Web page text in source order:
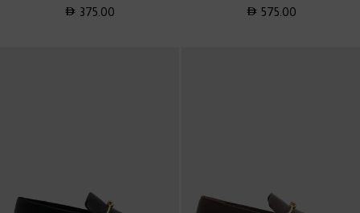
575.00
375.00